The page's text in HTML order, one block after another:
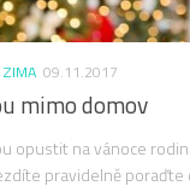
ZIMA 09.11.2017
mimo domov
opustit na vánoce
pravidelně